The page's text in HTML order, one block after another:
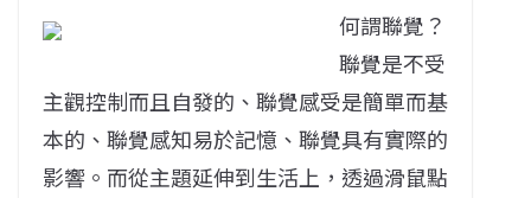
何謂聯覺？
聯覺是不受
主觀控制而且自發的、聯覺感受是簡單而基
本的、聯覺感知易於記憶、聯覺具有實際的
影響。而從主題延伸到生活上，透過滑鼠點